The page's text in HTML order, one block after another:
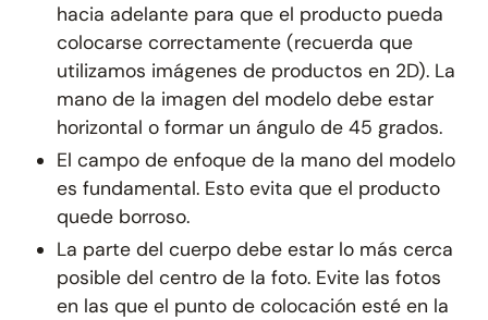
hacia adelante para que el producto pueda
colocarse correctamente (recuerda que
utilizamos imágenes de productos en 2D). La
mano de la imagen del modelo debe estar
horizontal o formar un ángulo de 45 grados.
El campo de enfoque de la mano del modelo
es fundamental. Esto evita que el producto
quede borroso.
La parte del cuerpo debe estar lo más cerca
posible del centro de la foto. Evite las fotos
en las que el punto de colocación esté en la